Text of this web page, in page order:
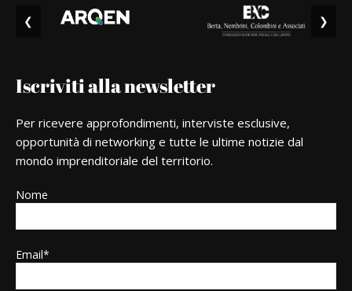
❮ ❯
Iscriviti alla newsletter
Per ricevere approfondimenti, interviste esclusive,
opportunità di networking e tutte le ultime notizie dal
mondo imprenditoriale del territorio.
Nome
Email*